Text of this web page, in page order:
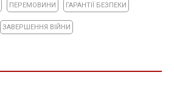
ПЕРЕМОВИНИ ГАРАНТІЇ БЕЗПЕКИ
ЗАВЕРШЕННЯ ВІЙНИ